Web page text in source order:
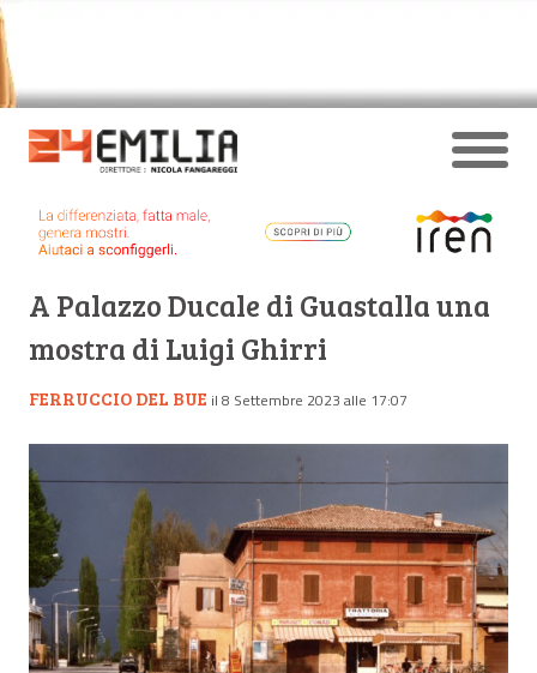
A Palazzo Ducale di Guastalla una
mostra di Luigi Ghirri
FERRUCCIO DEL BUE il 8 Settembre 2023 alle 17:07